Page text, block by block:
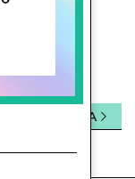
privacy.
INVIA